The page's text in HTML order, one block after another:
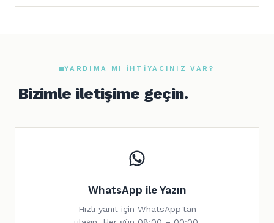
YARDIMA MI IHTIYACINIZ VAR?
Bizimle iletişime geçin.
WhatsApp ile Yazın
Hızlı yanıt için WhatsApp'tan